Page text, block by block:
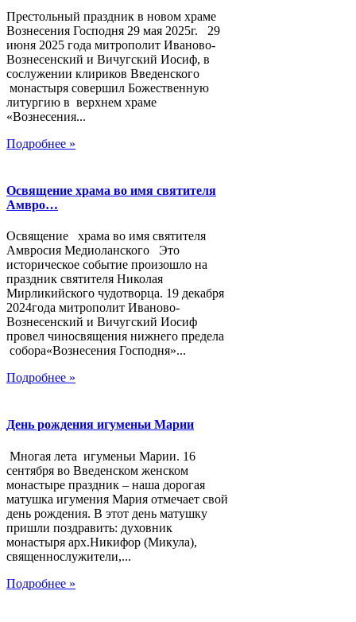
Престольный праздник в новом храме
Вознесения Господня 29 мая 2025г. 29
июня 2025 года митрополит Иваново-
Вознесенский и Вичугский Иосиф, в
сослужении клириков Введенского
монастыря совершил Божественную
литургию в верхнем храме
«Вознесения...
Подробнее »
Освящение храма во имя святителя
Амвро…
Освящение храма во имя святителя
Амвросия Медиоланского Это
историческое событие произошло на
праздник святителя Николая
Мирликийского чудотворца. 19 декабря
2024года митрополит Иваново-
Вознесенский и Вичугский Иосиф
провел чиносвящения нижнего предела
собора«Вознесения Господня»...
Подробнее »
День рождения игуменьи Марии
Многая лета игуменьи Марии. 16
сентября во Введенском женском
монастыре праздник – наша дорогая
матушка игумения Мария отмечает свой
день рождения. В этот день матушку
пришли поздравить: духовник
монастыря арх.Никифор (Микула),
священнослужители,...
Подробнее »